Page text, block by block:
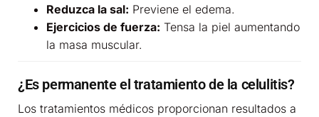
Reduzca la sal: Previene el edema.
Ejercicios de fuerza: Tensa la piel aumentando
la masa muscular.
¿Es permanente el tratamiento de la celulitis?
Los tratamientos médicos proporcionan resultados a